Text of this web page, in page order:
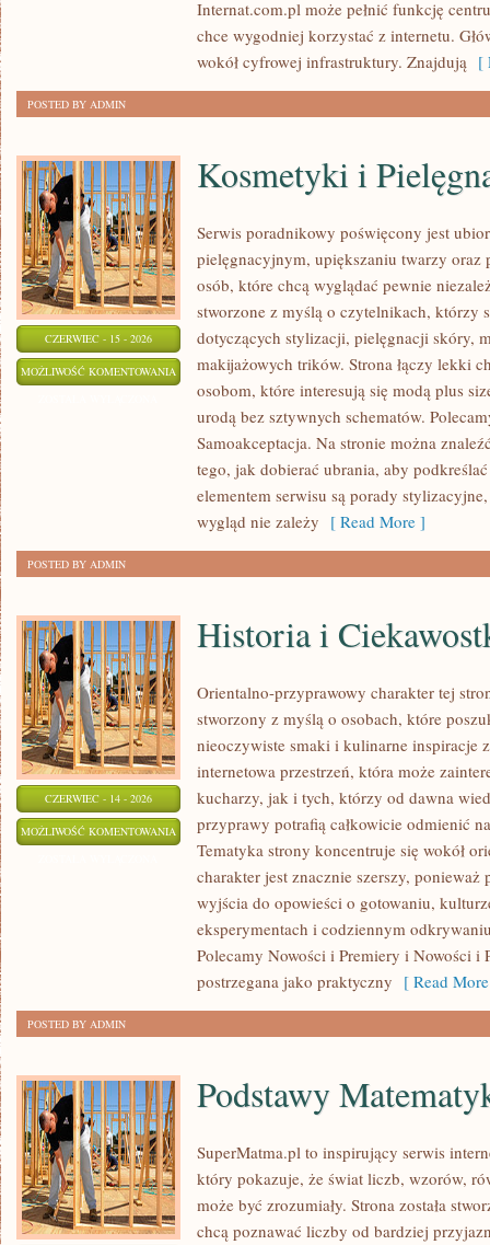
Internat.com.pl może pełnić funkcję
chce wygodniej korzystać z internetu.
wokół cyfrowej infrastruktury. Znajdują [
POSTED BY ADMIN
CZERWIEC - 15 - 2026
MOŻLIWOŚĆ KOMENTOWANIA KOSMETYKI
PIELĘGNACJA
Kosmetyki i
Serwis poradnikowy poświęcony jest
pielęgnacyjnym, upiększaniu twarzy
osób, które chcą wyglądać pewnie
stworzone z myślą o czytelnikach, którzy
dotyczących stylizacji, pielęgnacji skóry,
makijażowych trików. Strona łączy lekki
osobom, które interesują się modą plus
urodą bez sztywnych schematów.
Samoakceptacja. Na stronie można
tego, jak dobierać ubrania, aby
elementem serwisu są porady
wygląd nie zależy [ Read More ]
POSTED BY ADMIN
CZERWIEC - 14 - 2026
MOŻLIWOŚĆ KOMENTOWANIA HISTORIA
CIEKAWOSTKI
Historia i
Orientalno-przyprawowy charakter tej
stworzony z myślą o osobach, które
nieoczywiste smaki i kulinarne inspiracje
internetowa przestrzeń, która może
kucharzy, jak i tych, którzy od dawna
przyprawy potrafią całkowicie odmienić
Tematyka strony koncentruje się wokół
charakter jest znacznie szerszy,
wyjścia do opowieści o gotowaniu,
eksperymentach i codziennym
Polecamy Nowości i Premiery i Nowości i
postrzegana jako praktyczny [ Read
POSTED BY ADMIN
Podstawy
SuperMatma.pl to inspirujący serwis
który pokazuje, że świat liczb, wzorów,
może być zrozumiały. Strona została
chcą poznawać liczby od bardziej